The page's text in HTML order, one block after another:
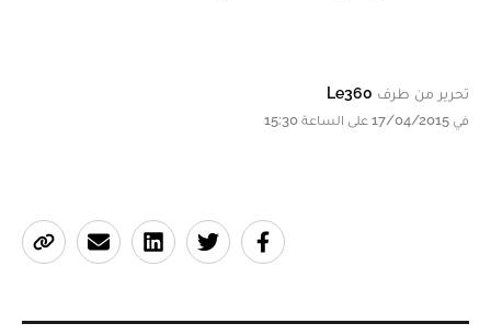
تحرير من طرف Le360
في 17/04/2015 على الساعة 15:30